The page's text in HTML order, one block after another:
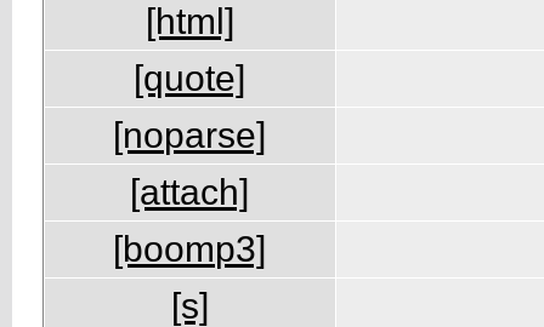
[html]
[quote]
[noparse]
[attach]
[boomp3]
[s]